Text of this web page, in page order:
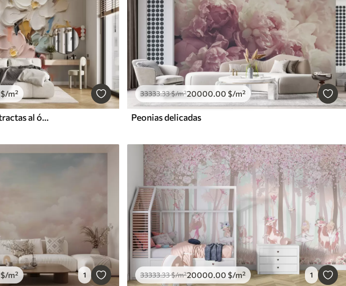
$/m²
Flores volumétricas abstractas al óleo
33333.33$/m²20000 .00 $/m²
Peonias delicadas
$/m² 1 33333.33$/m²20000.00 $/m² 1